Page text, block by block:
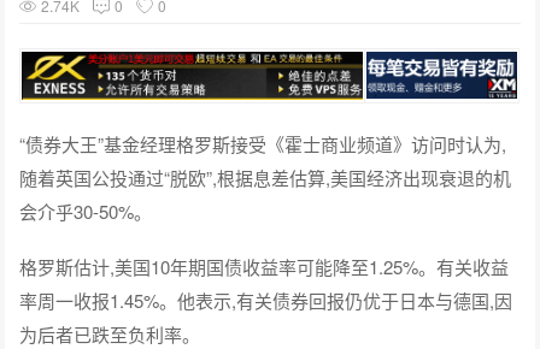
2.74K
0 0
“债券大王”基金经理格罗斯接受《霍士商业频道》访问时认为,
随着英国公投通过“脱欧”,根据息差估算,美国经济出现衰退的机
会介乎30-50%。
格罗斯估计,美国10年期国债收益率可能降至1.25%。有关收益
率周一收报1.45%。他表示,有关债券回报仍优于日本与德国,因
为后者已跌至负利率。